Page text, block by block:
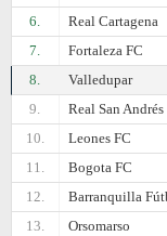
6.
Real Cartagena
7.
Fortaleza FC
8.
Valledupar
9.
Real San Andrés
10.
Leones FC
11.
Bogota FC
12.
Barranquilla
13.
Orsomarso